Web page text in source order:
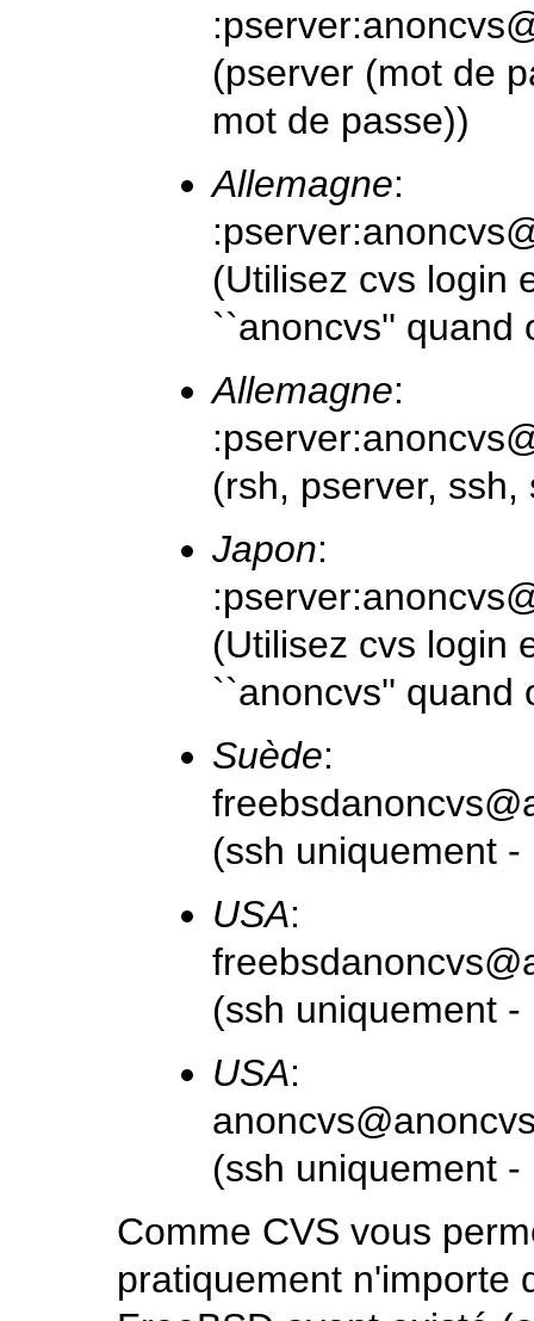
(pserver (mot de
mot de passe))
Allemagne:
(Utilisez cvs login
``anoncvs'' quand
Allemagne:
(rsh, pserver, ssh,
Japon:
(Utilisez cvs login
``anoncvs'' quand
Suède:
(ssh uniquement
USA:
(ssh uniquement
USA:
(ssh uniquement
Comme CVS vous
pratiquement n'importe